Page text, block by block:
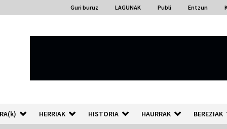
Guri buruz LAGUNAK Publi Entzun
HERRIAK HISTORIA HAURRAK BEREZIAK